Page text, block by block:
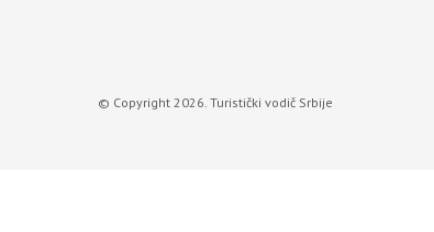
© Copyright 2026. Turistički vodič Srbije